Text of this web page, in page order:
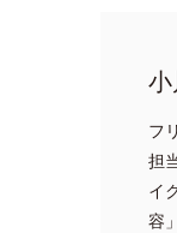
フ
担
イ
容